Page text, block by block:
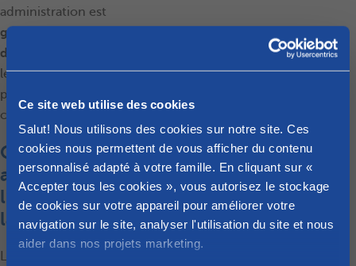
Ce site web utilise des cookies
Salut! Nous utilisons des cookies sur notre site. Ces
cookies nous permettent de vous afficher du contenu
personnalisé adapté à votre famille. En cliquant sur «
Accepter tous les cookies », vous autorisez le stockage
de cookies sur votre appareil pour améliorer votre
navigation sur le site, analyser l'utilisation du site et nous
aider dans nos projets marketing.
administration est
gratuite
domicile
le certificat médical, vous
payez
chez le médecin.
Que se passe-t-il
après
l’introduction de
la requête ?
Le juge de paix